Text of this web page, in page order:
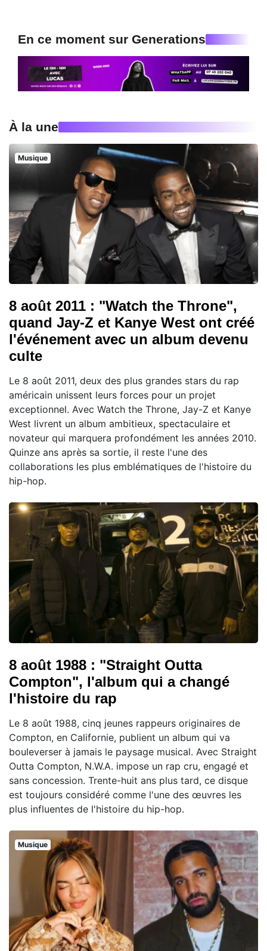
En ce moment sur Generations
À la une
Musique
8 août 2011 : "Watch the Throne",
quand Jay-Z et Kanye West ont créé
l'événement avec un album devenu
culte
Le 8 août 2011, deux des plus grandes stars du rap
américain unissent leurs forces pour un projet
exceptionnel. Avec Watch the Throne, Jay-Z et Kanye
West livrent un album ambitieux, spectaculaire et
novateur qui marquera profondément les années 2010.
Quinze ans après sa sortie, il reste l'une des
collaborations les plus emblématiques de l'histoire du
hip-hop.
8 août 1988 : "Straight Outta
Compton", l'album qui a changé
l'histoire du rap
Le 8 août 1988, cinq jeunes rappeurs originaires de
Compton, en Californie, publient un album qui va
bouleverser à jamais le paysage musical. Avec Straight
Outta Compton, N.W.A. impose un rap cru, engagé et
sans concession. Trente-huit ans plus tard, ce disque
est toujours considéré comme l'une des œuvres les
plus influentes de l'histoire du hip-hop.
Musique